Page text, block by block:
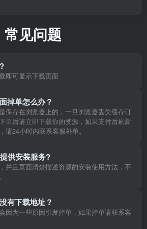
常见问题
即可显示下载页面
掉单怎么办？
保存在浏览器上的，一旦浏览器丢失缓存订
单后请立即下载你的资源，如果支付后刷新
请24小时内联系客服补单。
供安装服务?
并且页面清楚描述资源的安装使用方法，不
有下载地址？
因为一些原因引发掉单，如果掉单请联系客